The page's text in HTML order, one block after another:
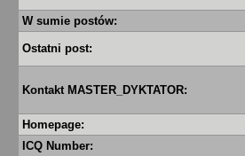
W sumie postów:
Ostatni post:
Kontakt MASTER_DYKTATOR:
Homepage:
ICQ Number: